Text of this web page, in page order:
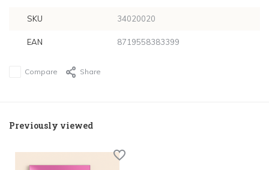
SKU 34020020
EAN 8719558383399
Compare Share
Previously viewed